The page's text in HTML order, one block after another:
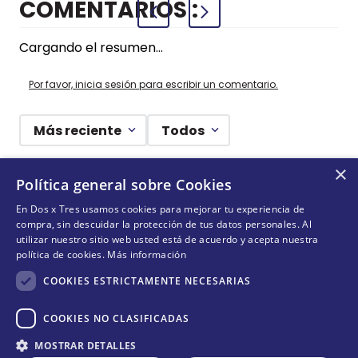
Cantidad
COMENTARIOS
Cargando el resumen…
Por favor, inicia sesión para escribir un comentario.
Más reciente Todos
Cargando comentarios…
¡DEJANDO HUELLAS! 🐾
Suscríbete y conoce nuestras acciones, campañas y
QUIERO SUMARME
×
Política general sobre Cookies
En Dos x Tres usamos cookies para mejorar tu experiencia de
compra, sin descuidar la protección de tus datos personales. Al
utilizar nuestro sitio web usted está de acuerdo y acepta nuestra
política de cookies. Más información
COOKIES ESTRICTAMENTE NECESARIAS
COOKIES NO CLASIFICADAS
MOSTRAR DETALLES